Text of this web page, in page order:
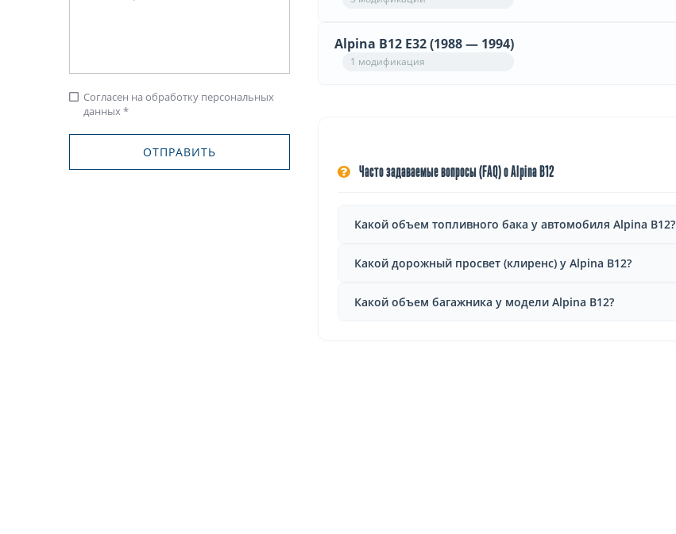
Alpina B12 E32 (1988 — 1994)
1 модификация
Часто задаваемые вопросы (FAQ) о Alpina B12
Какой объем топливного бака у автомобиля Alpina B12?
Какой дорожный просвет (клиренс) у Alpina B12?
Какой объем багажника у модели Alpina B12?
check_box_outline_blank Согласен на обработку персональных
данных *